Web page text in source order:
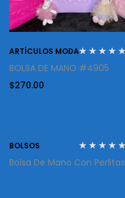
ARTÍCULOS MODA
BOLSA DE MANO #4905
$270.00
BOLSOS
Bolsa De Mano Con Perlitas